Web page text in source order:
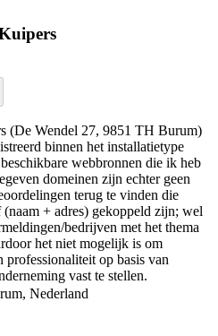
(De Wendel 27, 9851 TH Burum)
binnen het installatietype
webbronnen die ik heb
domeinen zijn echter geen
terug te vinden die
+ adres) gekoppeld zijn; wel
bedrijven met het thema
het niet mogelijk is om
op basis van
vast te stellen.
Nederland